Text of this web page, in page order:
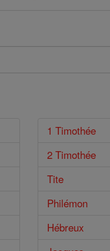
1 Timothée
2 Timothée
Tite
Philémon
Hébreux